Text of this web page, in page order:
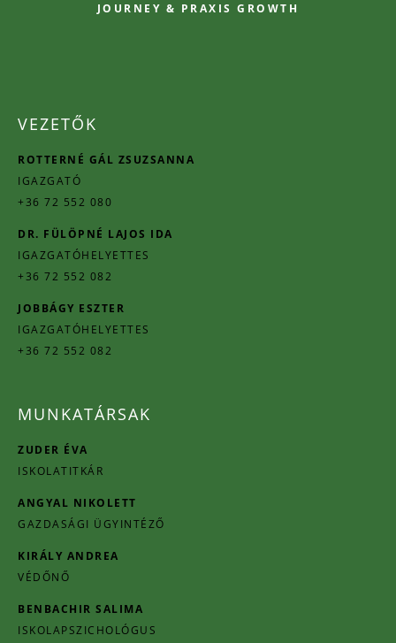
JOURNEY & PRAXIS GROWTH
VEZETŐK
ROTTERNÉ GÁL ZSUZSANNA
IGAZGATÓ
+36 72 552 080
DR. FÜLÖPNÉ LAJOS IDA
IGAZGATÓHELYETTES
+36 72 552 082
JOBBÁGY ESZTER
IGAZGATÓHELYETTES
+36 72 552 082
MUNKATÁRSAK
ZUDER ÉVA
ISKOLATITKÁR
ANGYAL NIKOLETT
GAZDASÁGI ÜGYINTÉZŐ
KIRÁLY ANDREA
VÉDŐNŐ
BENBACHIR SALIMA
ISKOLAPSZICHOLÓGUS